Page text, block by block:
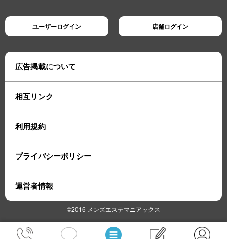
ユーザーログイン 店舗ログイン
広告掲載について
相互リンク
利用規約
プライバシーポリシー
運営者情報
©2016 メンズエステマニアックス